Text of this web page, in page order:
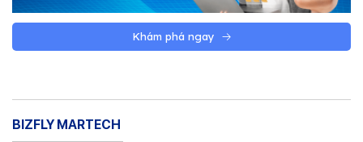
Khám phá ngay
BIZFLY MARTECH